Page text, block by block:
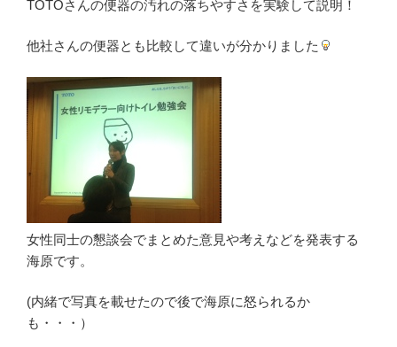
TOTOさんの便器の汚れの落ちやすさを実験して説明！
他社さんの便器とも比較して違いが分かりました
女性同士の懇談会でまとめた意見や考えなどを発表する
海原です。
(内緒で写真を載せたので後で海原に怒られるか
も・・・）